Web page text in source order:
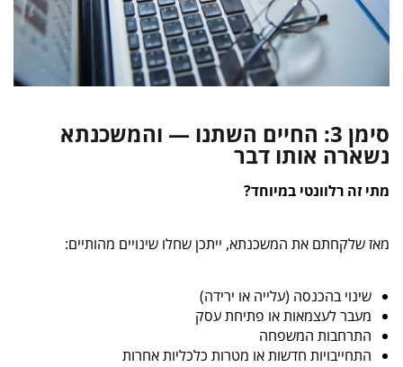
סימן 3: החיים השתנו — והמשכנתא
נשארה אותו דבר
מתי זה רלוונטי במיוחד?
מאז שלקחתם את המשכנתא, ייתכן שחלו שינויים מהותיים:
שינוי בהכנסה (עלייה או ירידה)
מעבר לעצמאות או פתיחת עסק
התרחבות המשפחה
התחייבויות חדשות או מטרות כלכליות אחרות